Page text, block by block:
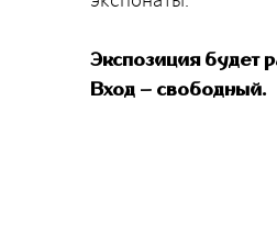
Экспозиция будет
Вход – свободный.